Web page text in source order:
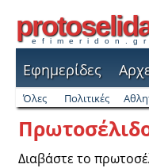
efimeridon.gr
Εφημερίδες
Όλες Πολιτικές
Διαβάστε το